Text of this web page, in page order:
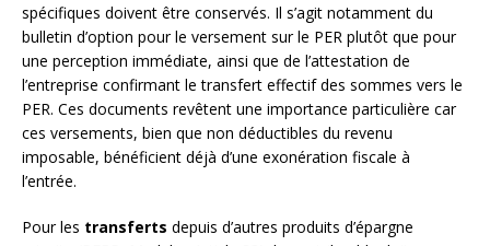
spécifiques doivent être conservés. Il s’agit notamment du
bulletin d’option pour le versement sur le PER plutôt que pour
une perception immédiate, ainsi que de l’attestation de
l’entreprise confirmant le transfert effectif des sommes vers le
PER. Ces documents revêtent une importance particulière car
ces versements, bien que non déductibles du revenu
imposable, bénéficient déjà d’une exonération fiscale à
l’entrée.
Pour les transferts depuis d’autres produits d’épargne